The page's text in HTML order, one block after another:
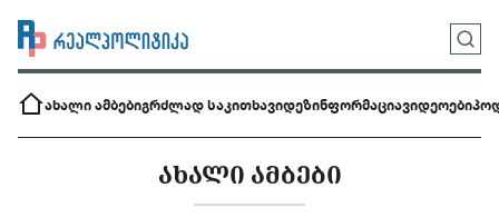
ახალი ამბებიგრძლად საკითხავიდეზინფორმაციავიდეოები
ᲐᲮᲐᲚᲘ ᲐᲛᲑᲔᲑᲘ